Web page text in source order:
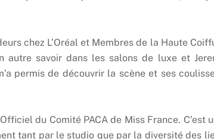
chez L’Oréal et Membres de la Haute
autre savoir dans les salons de luxe et
permis de découvrir la scène et ses
du Comité PACA de Miss France. C’est
tant par le studio que par la diversité des